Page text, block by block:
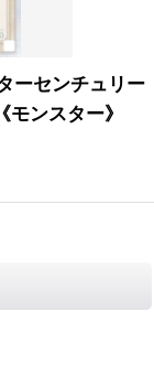
ーセンチュリー
ンスター》